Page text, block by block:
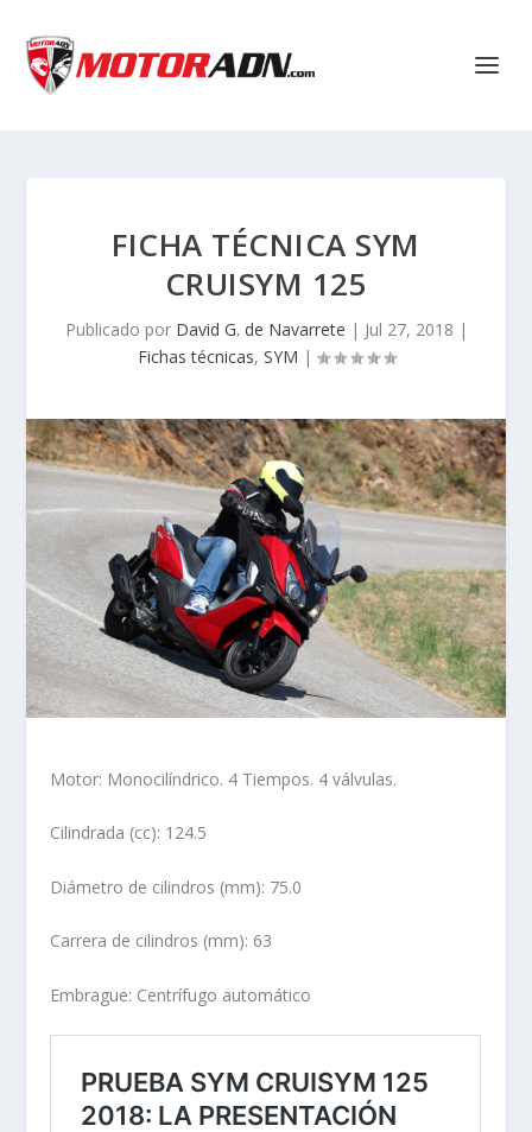
FICHA TÉCNICA SYM
CRUISYM 125
Publicado por David G. de Navarrete | Jul 27, 2018 |
Fichas técnicas, SYM |
Motor: Monocilíndrico. 4 Tiempos. 4 válvulas.
Cilindrada (cc): 124.5
Diámetro de cilindros (mm): 75.0
Carrera de cilindros (mm): 63
Embrague: Centrífugo automático